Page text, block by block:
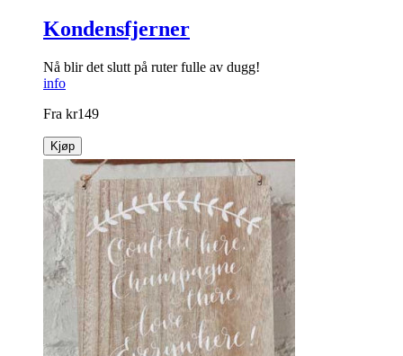
Kondensfjerner
Nå blir det slutt på ruter fulle av dugg!
info
Fra kr149
Kjøp